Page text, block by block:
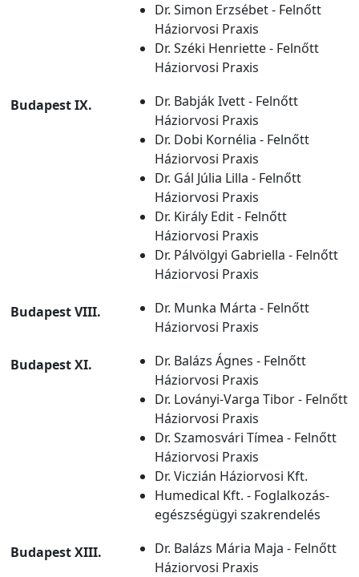
Dr. Simon Erzsébet - Felnőtt
Háziorvosi Praxis
Dr. Széki Henriette - Felnőtt
Háziorvosi Praxis
Budapest IX.
Dr. Babják Ivett - Felnőtt
Háziorvosi Praxis
Dr. Dobi Kornélia - Felnőtt
Háziorvosi Praxis
Dr. Gál Júlia Lilla - Felnőtt
Háziorvosi Praxis
Dr. Király Edit - Felnőtt
Háziorvosi Praxis
Dr. Pálvölgyi Gabriella - Felnőtt
Háziorvosi Praxis
Budapest VIII.
Dr. Munka Márta - Felnőtt
Háziorvosi Praxis
Budapest XI.
Dr. Balázs Ágnes - Felnőtt
Háziorvosi Praxis
Dr. Loványi-Varga Tibor - Felnőtt
Háziorvosi Praxis
Dr. Szamosvári Tímea - Felnőtt
Háziorvosi Praxis
Dr. Viczián Háziorvosi Kft.
Humedical Kft. - Foglalkozás-
egészségügyi szakrendelés
Budapest XIII.
Dr. Balázs Mária Maja - Felnőtt
Háziorvosi Praxis